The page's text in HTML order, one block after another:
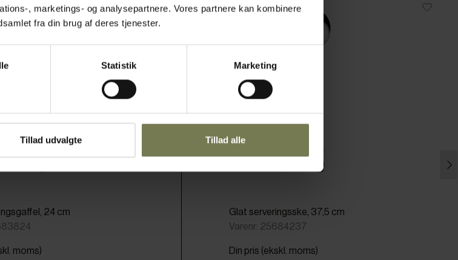
, marketings- og analysepartnere. Vores partnere kan kombinere
fra din brug af deres tjenester.
Statistik Marketing
Tillad udvalgte Tillad alle
24 cm
moms)
Glat serveringsske, 37,5 cm
Varenr: 25684237
Din pris (ekskl. moms)